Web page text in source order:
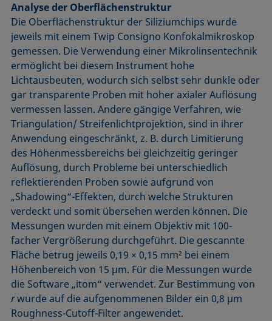
Analyse der Oberflächenstruktur
Die Oberflächenstruktur der Siliziumchips wurde
jeweils mit einem Twip Consigno Konfokalmikroskop
gemessen. Die Verwendung einer Mikrolinsentechnik
ermöglicht bei diesem Instrument hohe
Lichtausbeuten, wodurch sich selbst sehr dunkle oder
gar transparente Proben mit hoher axialer Auflösung
vermessen lassen. Andere gängige Verfahren, wie
Triangulation/ Streifenlichtprojektion, sind in ihrer
Anwendung eingeschränkt, z. B. durch Limitierung
des Höhen­messbereichs bei gleichzeitig geringer
Auflösung, durch Probleme bei unterschiedlich
reflektierenden Proben sowie aufgrund von
„Shadowing“-Effekten, durch welche Strukturen
verdeckt und somit übersehen werden können. Die
Messungen wurden mit einem Objektiv mit 100-
facher Vergrößerung durchgeführt. Die gescannte
Fläche betrug jeweils 0,19 × 0,15 mm² bei einem
Höhenbereich von 15 µm. Für die Messungen wurde
die Software „itom“ verwendet. Zur Bestimmung von
rwurde auf die aufgenommenen Bilder ein 0,8 µm
Roughness-Cutoff-Filter angewendet.